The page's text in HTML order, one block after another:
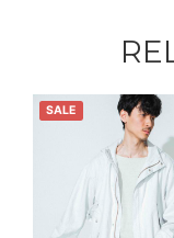
SALE